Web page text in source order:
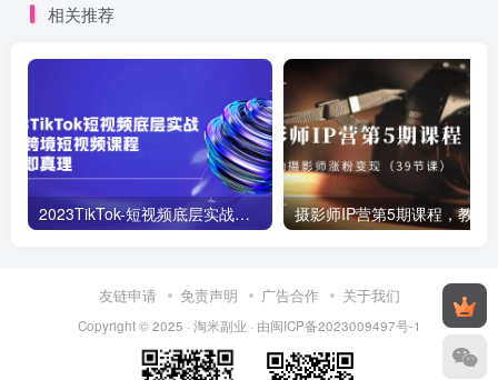
相关推荐
2023TikTok-短视频底层实战，海外跨境短视频课程
友链申请 免责声明 广告合作 关于我们
Copyright © 2025 · 淘米副业 · 由闽ICP备2023009497号-1